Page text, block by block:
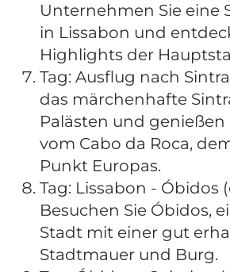
Unternehmen Sie eine
in Lissabon und
Highlights der
Tag: Ausflug nach
das märchenhafte
Palästen und genießen
vom Cabo da Roca,
Punkt Europas.
Tag: Lissabon - Óbidos
Besuchen Sie Óbidos,
Stadt mit einer gut
Stadtmauer und Burg.